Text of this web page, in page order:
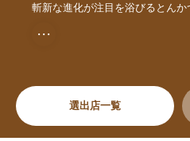
斬新な進化が注目を浴びるとんか
・・・
選出店一覧